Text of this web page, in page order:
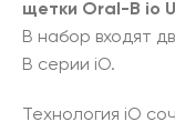
щетки Oral-B io
В набор входят
B серии iO.
Технология iO